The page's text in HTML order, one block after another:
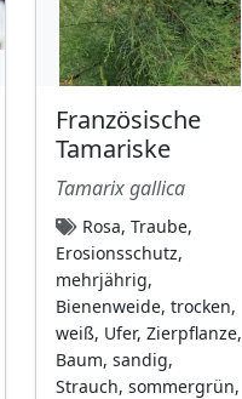
Französische
Tamariske
Tamarix gallica
Rosa, Traube,
Erosionsschutz,
mehrjährig,
Bienenweide, trocken,
weiß, Ufer, Zierpflanze,
Baum, sandig,
Strauch, sommergrün,